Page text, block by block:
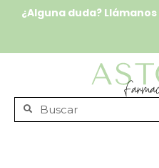
¿Alguna duda? Llámanos